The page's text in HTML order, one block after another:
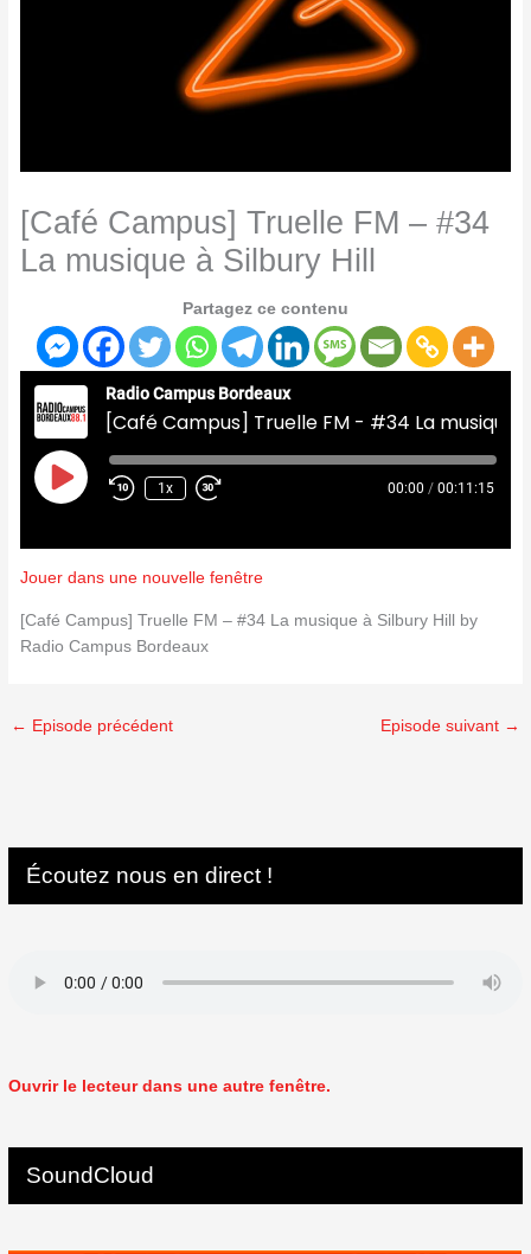
[Café Campus] Truelle FM – #34
La musique à Silbury Hill
Partagez ce contenu
Radio Campus Bordeaux
Play
Episode
1x 00:00 / 00:11:15
Jouer dans une nouvelle fenêtre
[Café Campus] Truelle FM – #34 La musique à Silbury Hill by
Radio Campus Bordeaux
← Episode précédent Episode suivant →
Écoutez nous en direct !
Ouvrir le lecteur dans une autre fenêtre.
SoundCloud